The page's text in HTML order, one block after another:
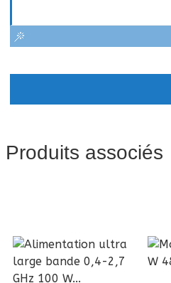
Produits associés